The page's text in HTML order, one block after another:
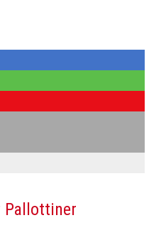
Pallottiner